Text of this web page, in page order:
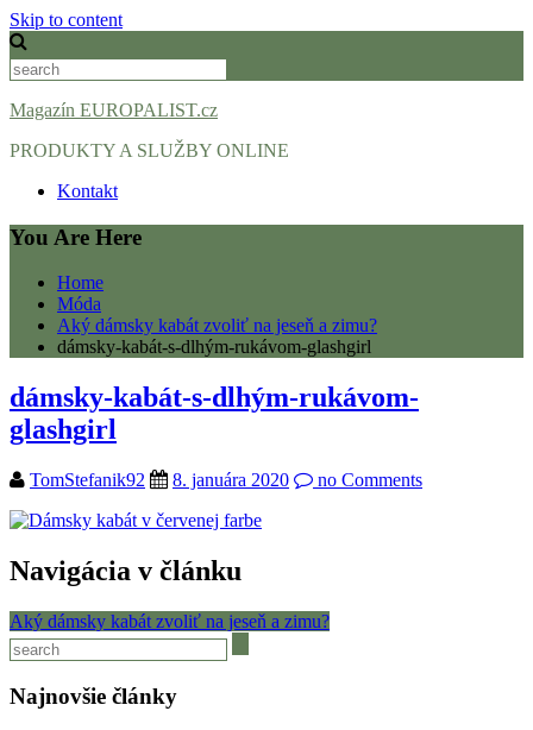
Skip to content
Magazín EUROPALIST.cz
PRODUKTY A SLUŽBY ONLINE
Kontakt
You Are Here
Home
Móda
Aký dámsky kabát zvoliť na jeseň a zimu?
dámsky-kabát-s-dlhým-rukávom-glashgirl
dámsky-kabát-s-dlhým-rukávom-
glashgirl
TomStefanik92 8. januára 2020 no Comments
Navigácia v článku
Aký dámsky kabát zvoliť na jeseň a zimu?
Najnovšie články